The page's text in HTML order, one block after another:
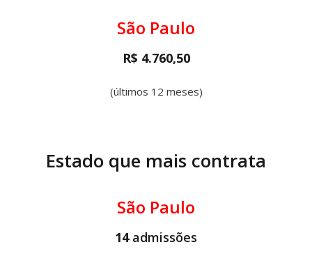
São Paulo
R$ 4.760,50
(últimos 12 meses)
Estado que mais contrata
São Paulo
14 admissões